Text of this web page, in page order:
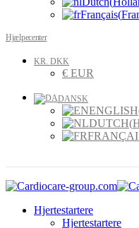
Français(
Hjælpecenter
KR. DKK
€ EUR
DANSK
ENGLISH
DUTCH(
Hjertestartere
Hjertestartere